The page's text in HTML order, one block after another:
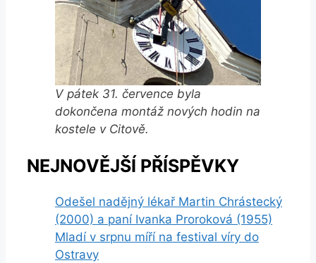
V pátek 31. července byla
dokončena montáž nových hodin na
kostele v Citově.
NEJNOVĚJŠÍ PŘÍSPĚVKY
Odešel nadějný lékař Martin Chrástecký
(2000) a paní Ivanka Proroková (1955)
Mladí v srpnu míří na festival víry do
Ostravy